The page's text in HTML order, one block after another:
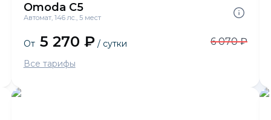
Omoda C5
Автомат, 146 лс., 5 мест
От 5 270 ₽/ сутки 6 070 ₽
Все тарифы